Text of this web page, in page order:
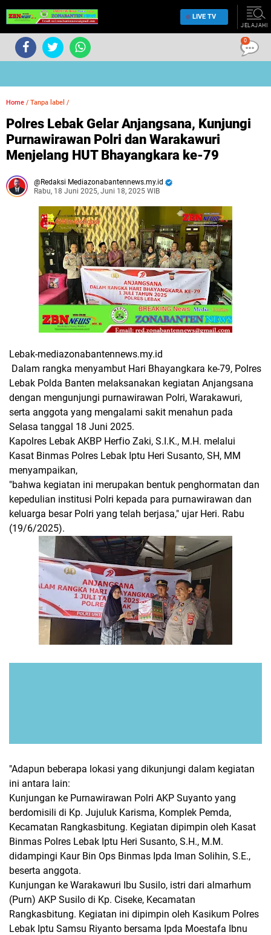
LIVE TV
JELAJAHI
Home / Tanpa label /
Polres Lebak Gelar Anjangsana, Kunjungi
Purnawirawan Polri dan Warakawuri
Menjelang HUT Bhayangkara ke-79
Redaksi Mediazonabantennews.my.id
Rabu, 18 Juni 2025, Juni 18, 2025 WIB
Lebak-mediazonabantennews.my.id
Dalam rangka menyambut Hari Bhayangkara ke-79, Polres
Lebak Polda Banten melaksanakan kegiatan Anjangsana
dengan mengunjungi purnawirawan Polri, Warakawuri,
serta anggota yang mengalami sakit menahun pada
Selasa tanggal 18 Juni 2025.
Kapolres Lebak AKBP Herfio Zaki, S.I.K., M.H. melalui
Kasat Binmas Polres Lebak Iptu Heri Susanto, SH, MM
menyampaikan,
"bahwa kegiatan ini merupakan bentuk penghormatan dan
kepedulian institusi Polri kepada para purnawirawan dan
keluarga besar Polri yang telah berjasa," ujar Heri. Rabu
(19/6/2025).
"Adapun beberapa lokasi yang dikunjungi dalam kegiatan
ini antara lain:
Kunjungan ke Purnawirawan Polri AKP Suyanto yang
berdomisili di Kp. Jujuluk Karisma, Komplek Pemda,
Kecamatan Rangkasbitung. Kegiatan dipimpin oleh Kasat
Binmas Polres Lebak Iptu Heri Susanto, S.H., M.M.
didampingi Kaur Bin Ops Binmas Ipda Iman Solihin, S.E.,
beserta anggota.
Kunjungan ke Warakawuri Ibu Susilo, istri dari almarhum
(Purn) AKP Susilo di Kp. Ciseke, Kecamatan
Rangkasbitung. Kegiatan ini dipimpin oleh Kasikum Polres
Lebak Iptu Samsu Riyanto bersama Ipda Moestafa Ibnu
0